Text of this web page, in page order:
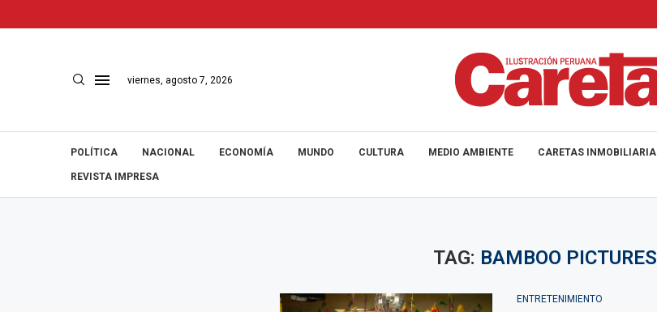
viernes, agosto 7, 2026
POLÍTICA NACIONAL ECONOMÍA MUNDO CULTURA MEDIO AMBIENTE CARETAS INMOBILIARIA
REVISTA IMPRESA
TAG: BAMBOO PICTURES
ENTRETENIMIENTO